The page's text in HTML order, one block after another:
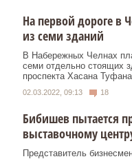
На первой дороге в
из семи зданий
В Набережных Челнах
семи отдельно стоящих
проспекта Хасана
02.03.2022, 09:13 18
Бибишев пытается
выставочному
Представитель